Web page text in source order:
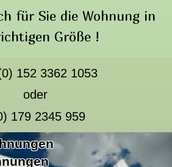
für Sie die Wohnung in
Größe !
152 3362 1053
oder
179 2345 959